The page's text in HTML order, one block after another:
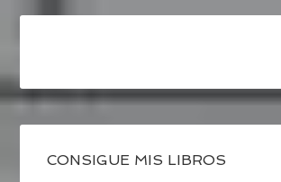
CONSIGUE MIS LIBROS